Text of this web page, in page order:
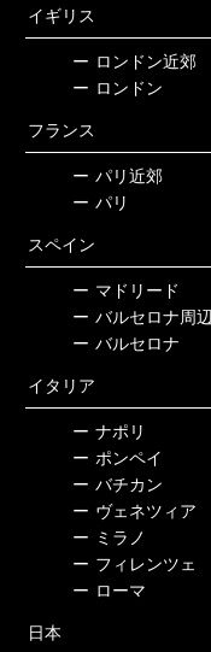
イギリス
ー ロンドン近郊
ー ロンドン
フランス
ー パリ近郊
ー パリ
スペイン
ー マドリード
ー バルセロナ周辺
ー バルセロナ
イタリア
ー ナポリ
ー ポンペイ
ー バチカン
ー ヴェネツィア
ー ミラノ
ー フィレンツェ
ー ローマ
日本